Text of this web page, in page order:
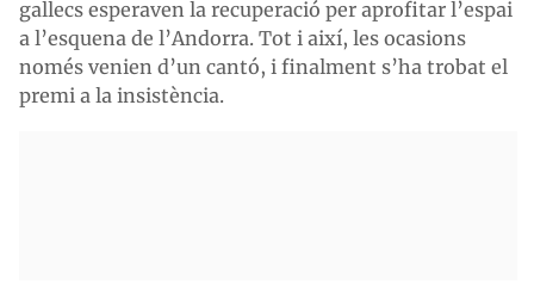
gallecs esperaven la recuperació per aprofitar l’espai
a l’esquena de l’Andorra. Tot i així, les ocasions
només venien d’un cantó, i finalment s’ha trobat el
premi a la insistència.